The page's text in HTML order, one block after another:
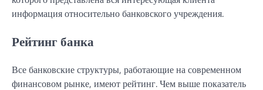
информация относительно банковского учреждения.
Рейтинг банка
Все банковские структуры, работающие на современном
финансовом рынке, имеют рейтинг. Чем выше показатель